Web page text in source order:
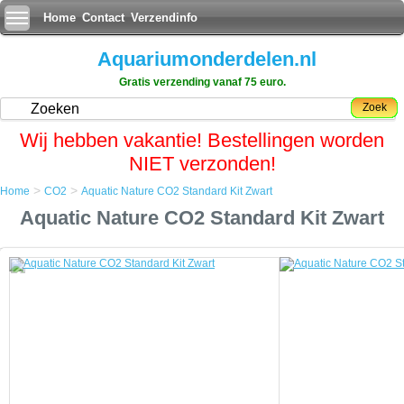
Home Contact Verzendinfo
Aquariumonderdelen.nl
Gratis verzending vanaf 75 euro.
Zoek
Wij hebben vakantie! Bestellingen worden
NIET verzonden!
CO2
Aquatic Nature CO2 Standard Kit Zwart
Home > CO2 > Aquatic Nature CO2 Standard Kit Zwart
Aquatic Nature CO2 Standard Kit Zwart